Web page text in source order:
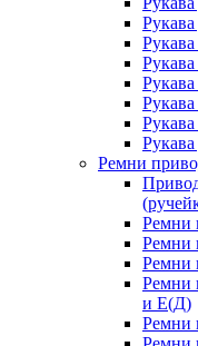
Рукава
Ремни
Ремни
Ремни
Ремни
Ремни
и Е(Д)
Ремни